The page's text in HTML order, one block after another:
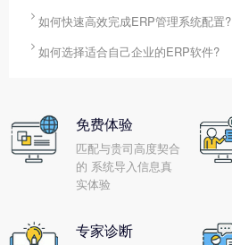
 如何快速高效完成ERP管理系统配置?
 如何选择适合自己企业的ERP软件?
免费体验
匹配与贵司高度契合
的 系统导入信息真
实体验
专家诊断